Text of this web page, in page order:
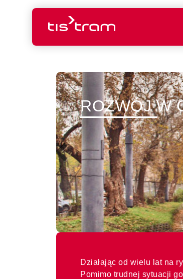
ROZWÓJ W
Działając od wielu lat na
Pomimo trudnej sytuacji